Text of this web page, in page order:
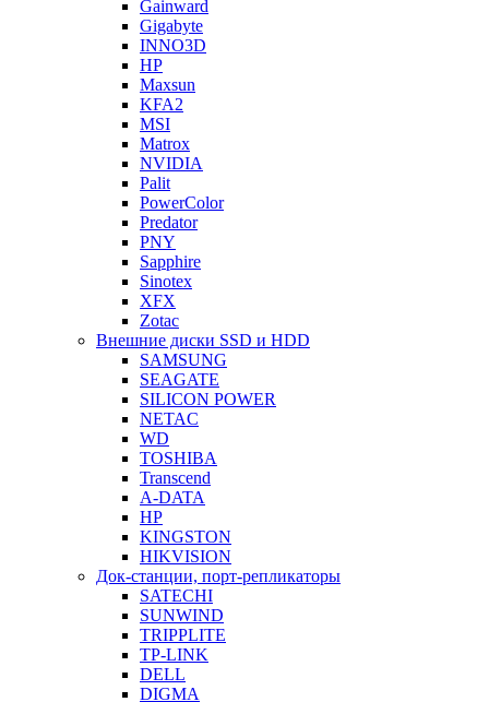
Gainward
Gigabyte
INNO3D
HP
Maxsun
KFA2
MSI
Matrox
NVIDIA
Palit
PowerColor
Predator
PNY
Sapphire
Sinotex
XFX
Zotac
Внешние диски SSD и HDD
SAMSUNG
SEAGATE
SILICON POWER
NETAC
WD
TOSHIBA
Transcend
A-DATA
HP
KINGSTON
HIKVISION
Док-станции, порт-репликаторы
SATECHI
SUNWIND
TRIPPLITE
TP-LINK
DELL
DIGMA